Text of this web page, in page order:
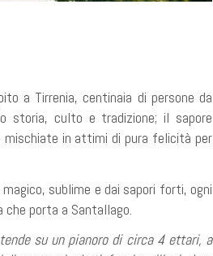
a Tirrenia, centinaia di persone da
storia, culto e tradizione; il sapore
mischiate in attimi di pura felicità per
sublime e dai sapori forti, ogni
porta a Santallago.
su un pianoro di circa 4 ettari, a